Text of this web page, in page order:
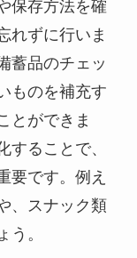
保存方法を確
れずに行いま
蓄品のチェッ
ものを補充す
とができま
することで、
要です。例え
、スナック類
う。